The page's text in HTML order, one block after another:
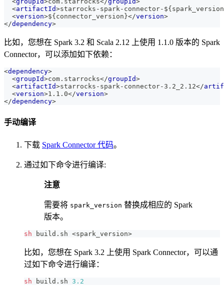
<artifactId>starrocks-spark-connector-
<version>${connector_version}</version>
</dependency>
比如，您想在 Spark 3.2 和 Scala 2.12 上使用 1.1.0 版本的 Spark
Connector，可以添加如下依赖：
<dependency>
<groupId>com.starrocks</groupId>
<artifactId>starrocks-spark-connector-3.2_2.12</
<version>1.1.0</version>
</dependency>
手动编译
下载 Spark Connector 代码。
通过如下命令进行编译:
注意
需要将 spark_version 替换成相应的 Spark
版本。
sh build.sh <spark_version>
比如，您想在 Spark 3.2 上使用 Spark Connector，可以通
过如下命令进行编译：
sh build.sh 3.2